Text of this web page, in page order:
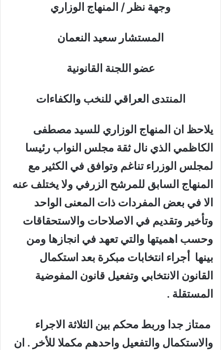
وجهة نظر / المنهاج الوزاري
المستشار سعيد النعمان
عضو اللجنة القانونية
المنتدى العراقي للنخب والكفاءات
يلاحظ ان المنهاج الوزاري للسيد مصطفى
الكاظمي الذي نال ثقة مجلس النواب رئيسا
لمجلس الوزراء تناغم وتوافق في الكثير مع
المنهاج السابق للمرشح الزرفي ولا يختلف عنه
الا في بعض المفردات ذات المعنى الواحد
وتأخير وتقديم في الاصلاحات والاستحقاقات
وحسب اهميتها والتي تعهد في انجازها ومن
بينها أجراء انتخابات مبكرة بعد استكمال
القانون الانتخابي وتفعيل قانون المفوضية
المستقلة .
ممتاز جدا وربط محكم بين الثلاثة الاجراء
والاستكمال والتفعيل واحدهم مكملا للأخر . ان